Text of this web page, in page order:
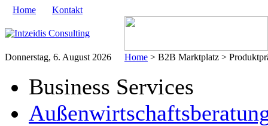
Home Kontakt
Donnerstag, 6. August 2026 Home > B2B Marktplatz >
Business Services